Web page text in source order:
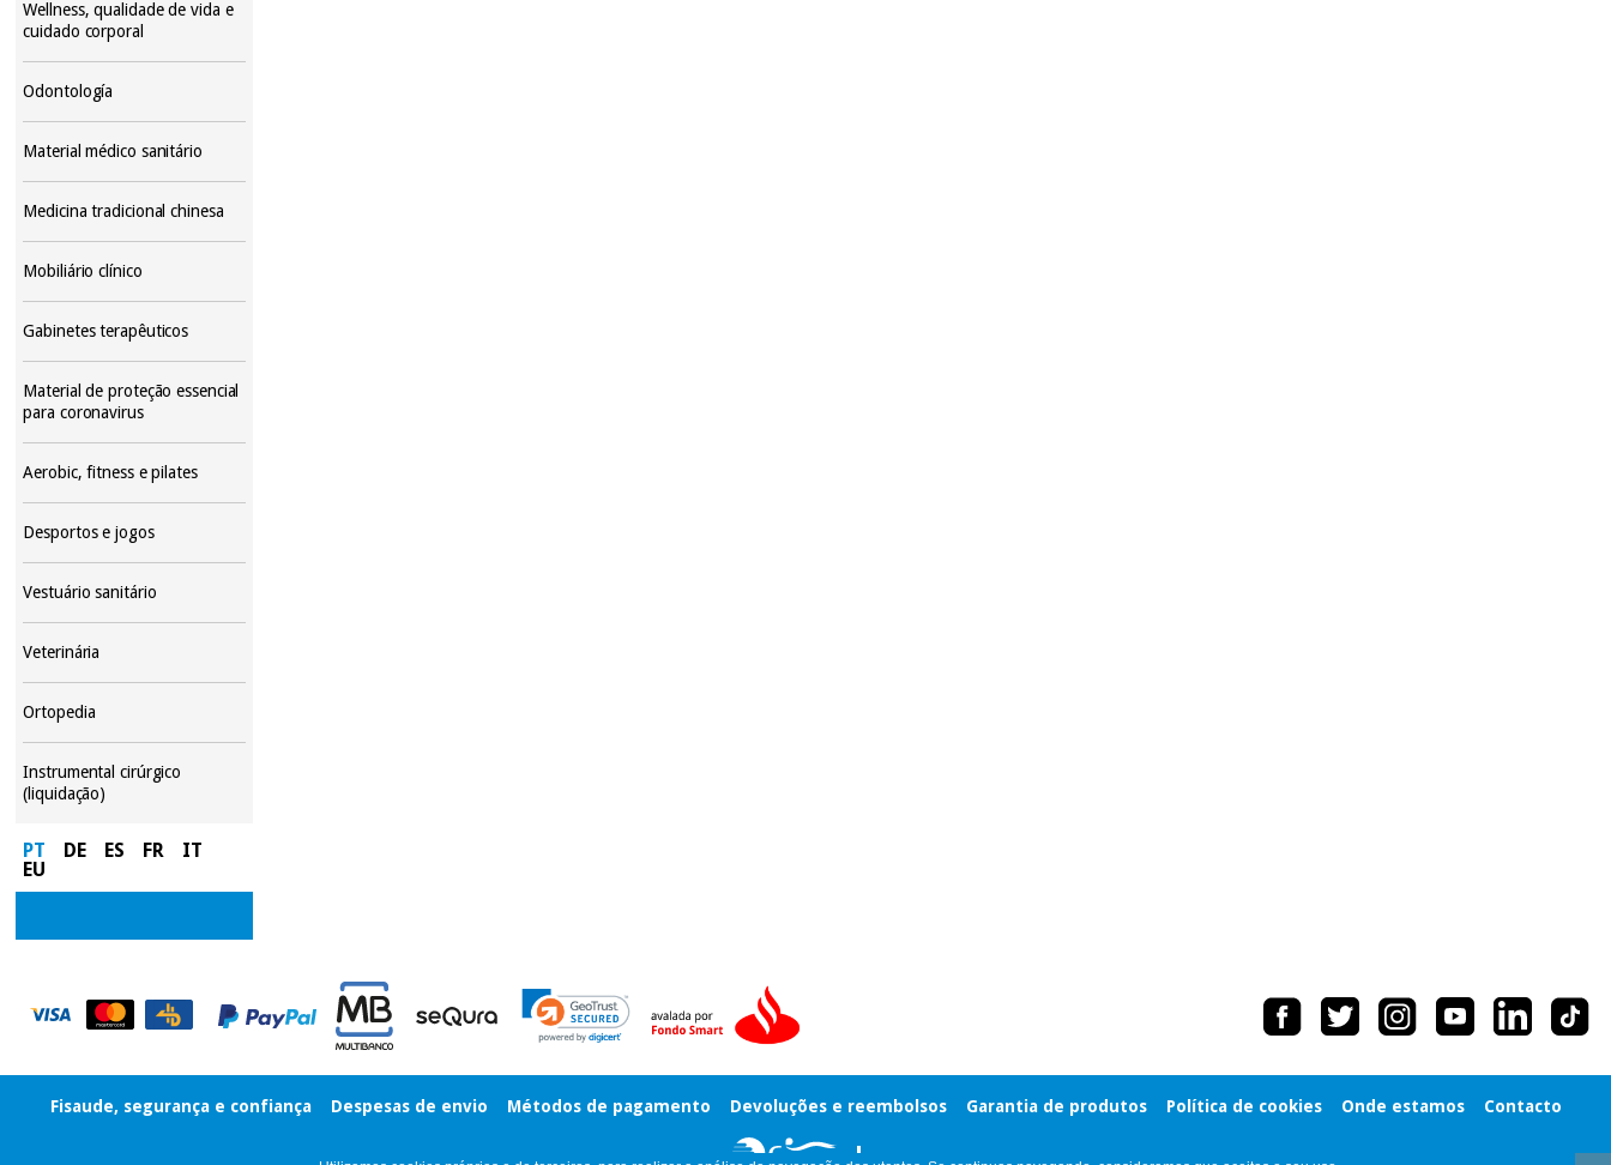
Wellness, qualidade de vida e
cuidado corporal
Odontología
Material médico sanitário
Medicina tradicional chinesa
Mobiliário clínico
Gabinetes terapêuticos
Material de proteção essencial
para coronavirus
Aerobic, fitness e pilates
Desportos e jogos
Vestuário sanitário
Veterinária
Ortopedia
Instrumental cirúrgico
(liquidação)
PT DE ES FR
IT
EU
Fisaude, segurança e confiança Despesas de envio Métodos de pagamento Devoluções e reembolsos Garantia de produtos Política de cookies Onde estamos Contacto